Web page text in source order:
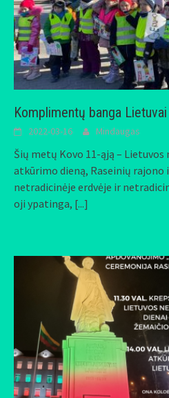
Komplimentų banga Lietuvai
2022-03-16 Mindaugas
Šių metų Kovo 11-ąją –
atkūrimo dieną, Raseinių
netradicinėje erdvėje ir
oji ypatinga, [...]